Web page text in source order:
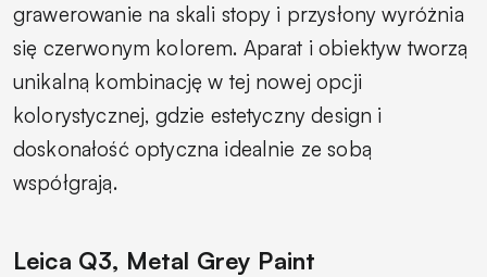
grawerowanie na skali stopy i przysłony wyróżnia
się czerwonym kolorem. Aparat i obiektyw tworzą
unikalną kombinację w tej nowej opcji
kolorystycznej, gdzie estetyczny design i
doskonałość optyczna idealnie ze sobą
współgrają.
Leica Q3, Metal Grey Paint